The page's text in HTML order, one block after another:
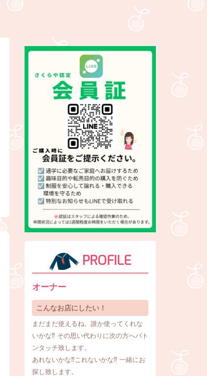
PROFILE
オーナー
こんなお店にしたい！
まだまだ使えるね。誰か使ってくれな
いかな⁇ その思い代わりに次の方へバト
ンタッチ致します。
あれないかな⁇これないかな⁇ 一緒にお
探し致します。